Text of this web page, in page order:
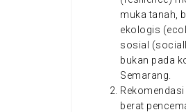
muka tanah,
ekologis
sosial
bukan pada
Semarang.
berat